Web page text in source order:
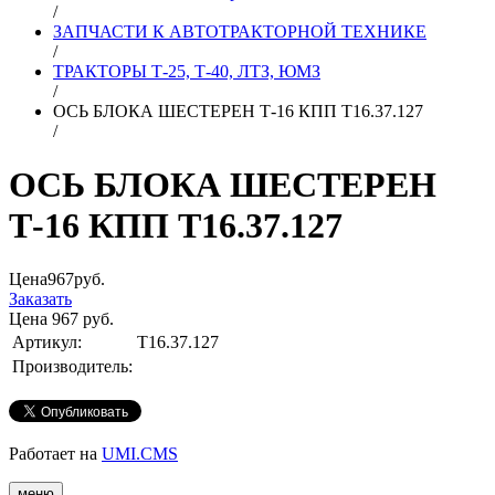
/
ЗАПЧАСТИ К АВТОТРАКТОРНОЙ ТЕХНИКЕ
/
ТРАКТОРЫ Т-25, Т-40, ЛТЗ, ЮМЗ
/
ОСЬ БЛОКА ШЕСТЕРЕН Т-16 КПП Т16.37.127
/
ОСЬ БЛОКА ШЕСТЕРЕН
Т-16 КПП Т16.37.127
Цена967руб.
Заказать
Цена 967 руб.
Артикул:
Т16.37.127
Производитель:
Работает на UMI.CMS